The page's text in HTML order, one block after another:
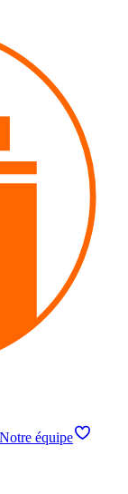
Notre équipe